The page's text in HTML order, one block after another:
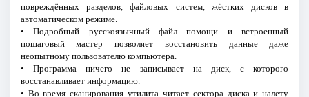
повреждённых разделов, файловых систем, жёстких дисков в
автоматическом режиме.
• Подробный русскоязычный файл помощи и встроенный
пошаговый мастер позволяет восстановить данные даже
неопытному пользователю компьютера.
• Программа ничего не записывает на диск, с которого
восстанавливает информацию.
• Во время сканирования утилита читает сектора диска и налету